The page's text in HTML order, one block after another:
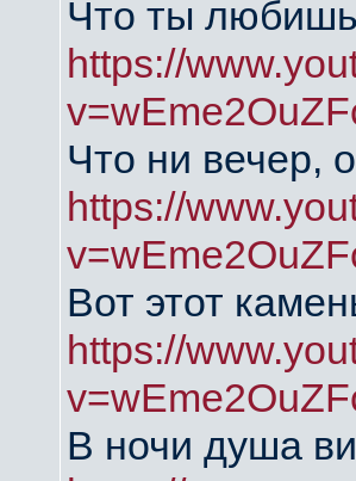
Что ты
https://
Что ни вечер,
https://
Вот этот
https://
В ночи душа